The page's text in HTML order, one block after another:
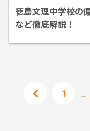
徳島文理中学校の
など徹底解説！
1 …